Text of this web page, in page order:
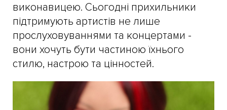
виконавицею. Сьогодні прихильники
підтримують артистів не лише
прослуховуваннями та концертами -
вони хочуть бути частиною їхнього
стилю, настрою та цінностей.